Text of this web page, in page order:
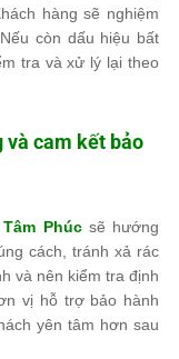
hàng sẽ nghiệm
còn dấu hiệu bất
tra và xử lý lại theo
và cam kết bảo
Phúcsẽ hướng
cách, tránh xả rác
và nên kiểm tra định
vị hỗ trợ bảo hành
yên tâm hơn sau